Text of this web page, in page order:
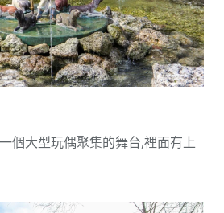
個大型玩偶聚集的舞台,裡面有上